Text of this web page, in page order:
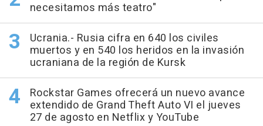
necesitamos más teatro"
Ucrania.- Rusia cifra en 640 los civiles
muertos y en 540 los heridos en la invasión
ucraniana de la región de Kursk
Rockstar Games ofrecerá un nuevo avance
extendido de Grand Theft Auto VI el jueves
27 de agosto en Netflix y YouTube